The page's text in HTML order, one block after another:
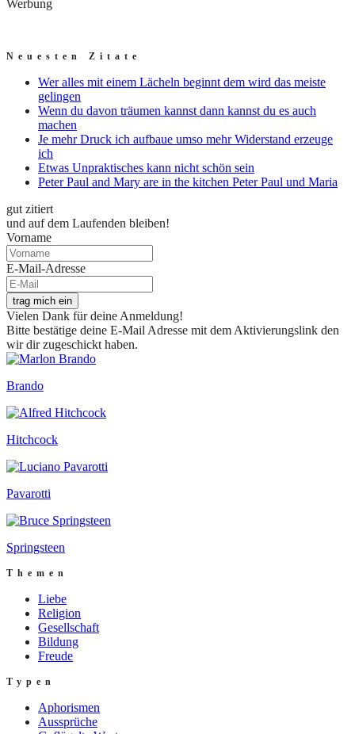
Werbung
Neuesten Zitate
Wer alles mit einem Lächeln beginnt dem wird das meiste
gelingen
Wenn du davon träumen kannst dann kannst du es auch
machen
Je mehr Druck ich aufbaue umso mehr Widerstand erzeuge
ich
Etwas Unpraktisches kann nicht schön sein
Peter Paul and Mary are in the kitchen Peter Paul und Maria
gut zitiert
und auf dem Laufenden bleiben!
Vorname
E-Mail-Adresse
trag mich ein
Vielen Dank für deine Anmeldung!
Bitte bestätige deine E-Mail Adresse mit dem Aktivierungslink den
wir dir zugeschickt haben.
Brando
Hitchcock
Pavarotti
Springsteen
Themen
Liebe
Religion
Gesellschaft
Bildung
Freude
Typen
Aphorismen
Aussprüche